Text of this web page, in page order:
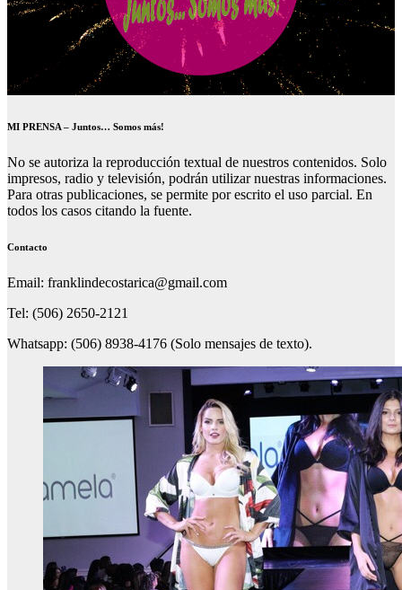
MI PRENSA – Juntos… Somos más!
No se autoriza la reproducción textual de nuestros contenidos. Solo
impresos, radio y televisión, podrán utilizar nuestras informaciones.
Para otras publicaciones, se permite por escrito el uso parcial. En
todos los casos citando la fuente.
Contacto
Email: franklindecostarica@gmail.com
Tel: (506) 2650-2121
Whatsapp: (506) 8938-4176 (Solo mensajes de texto).